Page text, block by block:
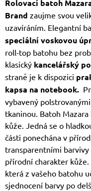
Rolovací batoh
Brand zaujme svou
uzavíráním. Elegantní
speciální voskovou
roll-top batohu bez
klasický kancelářský
straně je k dispozici
kapsa na notebook.
vybavený
tkaninou. Batoh
kůže. Jedná se o
části ponechána v
transparentními
přírodní charakter
která z vašeho batohu
sjednocení barvy po